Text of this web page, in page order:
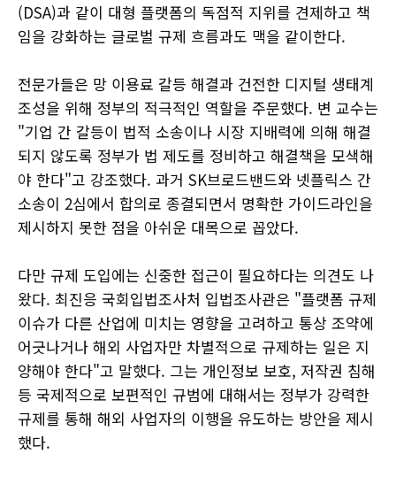
(DSA)과 같이 대형 플랫폼의 독점적 지위를 견제하고 책
임을 강화하는 글로벌 규제 흐름과도 맥을 같이한다.
전문가들은 망 이용료 갈등 해결과 건전한 디지털 생태계
조성을 위해 정부의 적극적인 역할을 주문했다. 변 교수는
"기업 간 갈등이 법적 소송이나 시장 지배력에 의해 해결
되지 않도록 정부가 법 제도를 정비하고 해결책을 모색해
야 한다"고 강조했다. 과거 SK브로드밴드와 넷플릭스 간
소송이 2심에서 합의로 종결되면서 명확한 가이드라인을
제시하지 못한 점을 아쉬운 대목으로 꼽았다.
다만 규제 도입에는 신중한 접근이 필요하다는 의견도 나
왔다. 최진응 국회입법조사처 입법조사관은 "플랫폼 규제
이슈가 다른 산업에 미치는 영향을 고려하고 통상 조약에
어긋나거나 해외 사업자만 차별적으로 규제하는 일은 지
양해야 한다"고 말했다. 그는 개인정보 보호, 저작권 침해
등 국제적으로 보편적인 규범에 대해서는 정부가 강력한
규제를 통해 해외 사업자의 이행을 유도하는 방안을 제시
했다.